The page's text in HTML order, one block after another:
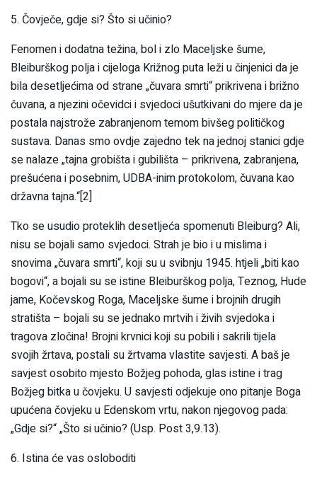
5. Čovječe, gdje si? Što si učinio?
Fenomen i dodatna težina, bol i zlo Maceljske šume,
Bleiburškog polja i cijeloga Križnog puta leži u činjenici da je
bila desetljećima od strane „čuvara smrti“ prikrivena i brižno
čuvana, a njezini očevidci i svjedoci ušutkivani do mjere da je
postala najstrože zabranjenom temom bivšeg političkog
sustava. Danas smo ovdje zajedno tek na jednoj stanici gdje
se nalaze „tajna grobišta i gubilišta – prikrivena, zabranjena,
prešućena i posebnim, UDBA-inim protokolom, čuvana kao
državna tajna.“[2]
Tko se usudio proteklih desetljeća spomenuti Bleiburg? Ali,
nisu se bojali samo svjedoci. Strah je bio i u mislima i
snovima „čuvara smrti“, koji su u svibnju 1945. htjeli „biti kao
bogovi“, a bojali su se istine Bleiburškog polja, Teznog, Hude
jame, Kočevskog Roga, Maceljske šume i brojnih drugih
stratišta – bojali su se jednako mrtvih i živih svjedoka i
tragova zločina! Brojni krvnici koji su pobili i sakrili tijela
svojih žrtava, postali su žrtvama vlastite savjesti. A baš je
savjest osobito mjesto Božjeg pohoda, glas istine i trag
Božjeg bitka u čovjeku. U savjesti odjekuje ono pitanje Boga
upućena čovjeku u Edenskom vrtu, nakon njegovog pada:
„Gdje si?“ „Što si učinio? (Usp. Post 3,9.13).
6. Istina će vas osloboditi